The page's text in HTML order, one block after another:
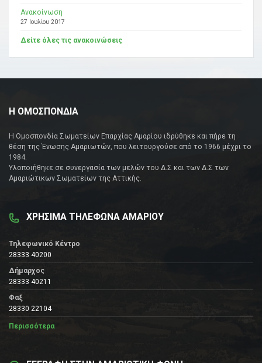
Ανακοίνωση
27 Ιουλίου 2017
Δείτε όλες τις ανακοινώσεις
Η ΟΜΟΣΠΟΝΔΙΑ
Η Ομοσπονδία Σωματείων Επαρχίας Αμαρίου ιδρύθηκε και πήρε τη
θέση της Ένωσης Αμαριωτών, που λειτουργούσε από το 1966 μέχρι το
1984.
Υλοποιήθηκε σε συνεργασία των μελών του Δ.Σ και των Δ.Σ των
Αμαριώτικων Σωματείων της Αττικής.
ΧΡΗΣΙΜΑ ΤΗΛΕΦΩΝΑ ΑΜΑΡΙΟΥ
Τηλεφωνικό Κέντρο
28333 40200
Δήμαρχος
28333 40211
Φαξ
28330 22104
Περισσότερα